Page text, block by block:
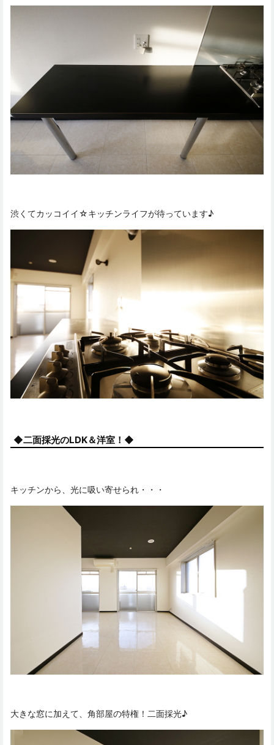
渋くてカッコイイ☆キッチンライフが待っています♪
◆二面採光のLDK＆洋室！◆
キッチンから、光に吸い寄せられ・・・
大きな窓に加えて、角部屋の特権！二面採光♪